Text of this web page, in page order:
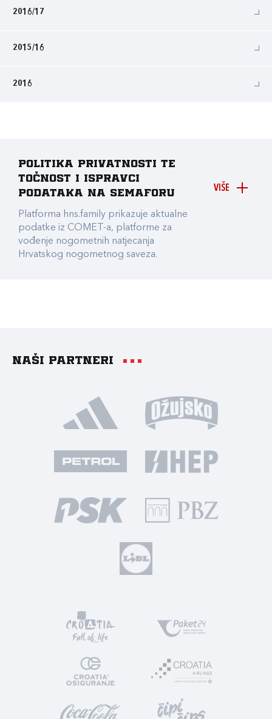
2016/17
2015/16
2016
VIŠE
Politika privatnosti te
točnost i ispravci
podataka na Semaforu
Platforma hns.family prikazuje aktualne
podatke iz COMET-a, platforme za
vođenje nogometnih natjecanja
Hrvatskog nogometnog saveza.
Naši partneri